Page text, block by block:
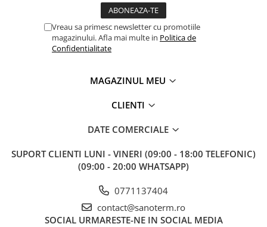
Sifoane si ventile cadita dus
Sifoane pardoseala si terasa
Baterii cu pipa flexibila
Chiuvete bucatarie
Chiuvete Compozit
Seturi chiuvete si baterii
Vreau sa primesc newsletter cu promotiile
magazinului. Afla mai multe in Politica de
Confidentialitate
MAGAZINUL MEU
CLIENTI
DATE COMERCIALE
SUPORT CLIENTI LUNI - VINERI (09:00 - 18:00 TELEFONIC)
(09:00 - 20:00 WHATSAPP)
0771137404
contact@sanoterm.ro
SOCIAL URMARESTE-NE IN SOCIAL MEDIA